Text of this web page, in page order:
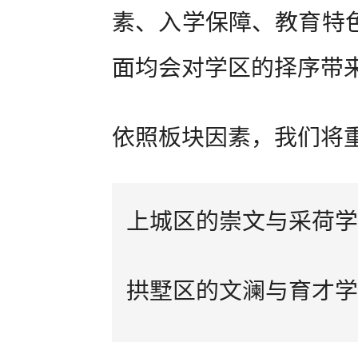
素、入学保障、教育特
面均会对学区的择序带
依照板块因素，我们将
上城区的崇文与采荷
拱墅区的文澜与育才